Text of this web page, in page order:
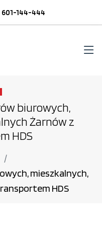
601-144-444
biurowych,
Żarnów z
HDS
mieszkalnych,
HDS